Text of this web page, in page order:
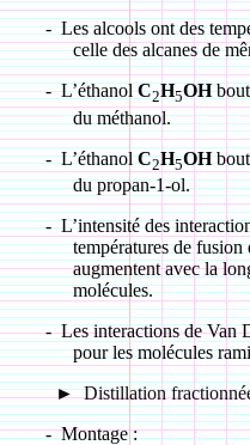
- Les alcools ont des
celle des alcanes de
- L’éthanolC2H5OHbout
du méthanol.
- L’éthanolC2H5OHbout
du propan-1-ol.
- L’intensité des
températures de fusion
augmentent avec la
molécules.
- Les interactions de Van
pour les molécules
► Distillation
- Montage :